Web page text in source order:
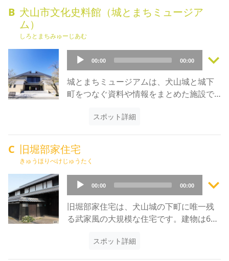
江戸時代以降は犬山城主となった成瀬氏
の守護神とされ、御祭神（ごさいじん）
み）で、特に「縁結び」のご利益がある
といわれ信仰されています。境内にはピ
ンク色のハート形をした絵馬が鈴なりに
なっており、その先に真っ赤な鳥居が連
なっています。その先には本殿がありま
いなり）があり、お金を洗うことができ
です。ただし手順が定めらており、まず
ろうそくを買い、社務所（しゃむしょ）
で借りたざるを持ってろうそくの灯りを
稲荷神社に捧げた後に、ざるにお金を入
れて洗い清める、となっています。恋愛
成就や商売繁盛は永遠のテーマであり、
両方の信仰を集めているのが三光稲荷神
社の特徴です。
B 犬山市文化史料館（城とまちミュージア
ム）
しろとまちみゅーじあむ
Audio
Player
00:00 00:00 keyboard_arrow_down
城とまちミュージアムは、犬山城と城下
町をつなぐ資料や情報をまとめた施設で
文化の両面を紹介しているミュージアム
の城下町を再現した巨大なジオラマで、
1840年頃に行われた犬山祭の様子を見る
事ができます。旧犬山城主の成瀬家由来
の美術工芸品も展示されています。犬山
は、江戸時代とほぼ同じ区画のまま城と
城下町が残っているのが特徴です。実際
に犬山の町を歩いてみると、城下町の作
直線でなく、鍵のように直角に曲がって
スポット詳細
C 旧堀部家住宅
きゅうほりべけじゅうたく
Audio
Player
00:00 00:00 keyboard_arrow_down
旧堀部家住宅は、犬山城の下町に唯一残
る武家風の大規模な住宅です。建物は6棟
形文化財に指定されました。旧堀部家住
スポット詳細